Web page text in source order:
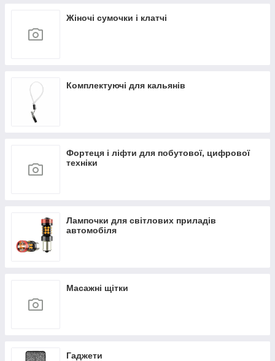
Жіночі сумочки і клатчі
Комплектуючі для кальянів
Фортеця і ліфти для побутової, цифрової
техніки
Лампочки для світлових приладів
автомобіля
Масажні щітки
Гаджети